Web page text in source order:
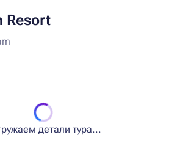
Resort
детали тура...